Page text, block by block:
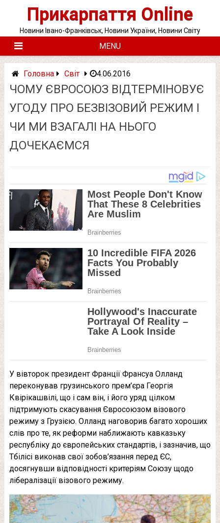
Прикарпаття Online
Новини Івано-Франківськ, Новини України, Новини Світу
MENU
Головна Світ 4.06.2016
ЧОМУ ЄВРОСОЮЗ ВІДТЕРМІНОВУЄ
УГОДУ ПРО БЕЗВІЗОВИЙ РЕЖИМ І
ЧИ МИ ВЗАГАЛІ НА НЬОГО
ДОЧЕКАЄМСЯ
У вівторок президент Франції Франсуа Олланд
переконував грузинського прем’єра Георгія
Квірікашвілі, що і сам він, і його уряд цілком
підтримують скасування Євросоюзом візового
режиму з Грузією. Олланд наговорив багато хороших
слів про те, як реформи наближають кавказьку
республіку до європейських стандартів, і зазначив, що
Тбілісі виконав свої зобов’язання перед ЄС,
досягнувши відповідності критеріям Союзу щодо
лібералізації візового режиму.